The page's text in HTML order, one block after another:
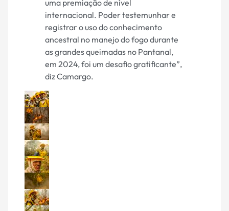
uma premiação de nível
internacional. Poder testemunhar e
registrar o uso do conhecimento
ancestral no manejo do fogo durante
as grandes queimadas no Pantanal,
em 2024, foi um desafio gratificante”,
diz Camargo.